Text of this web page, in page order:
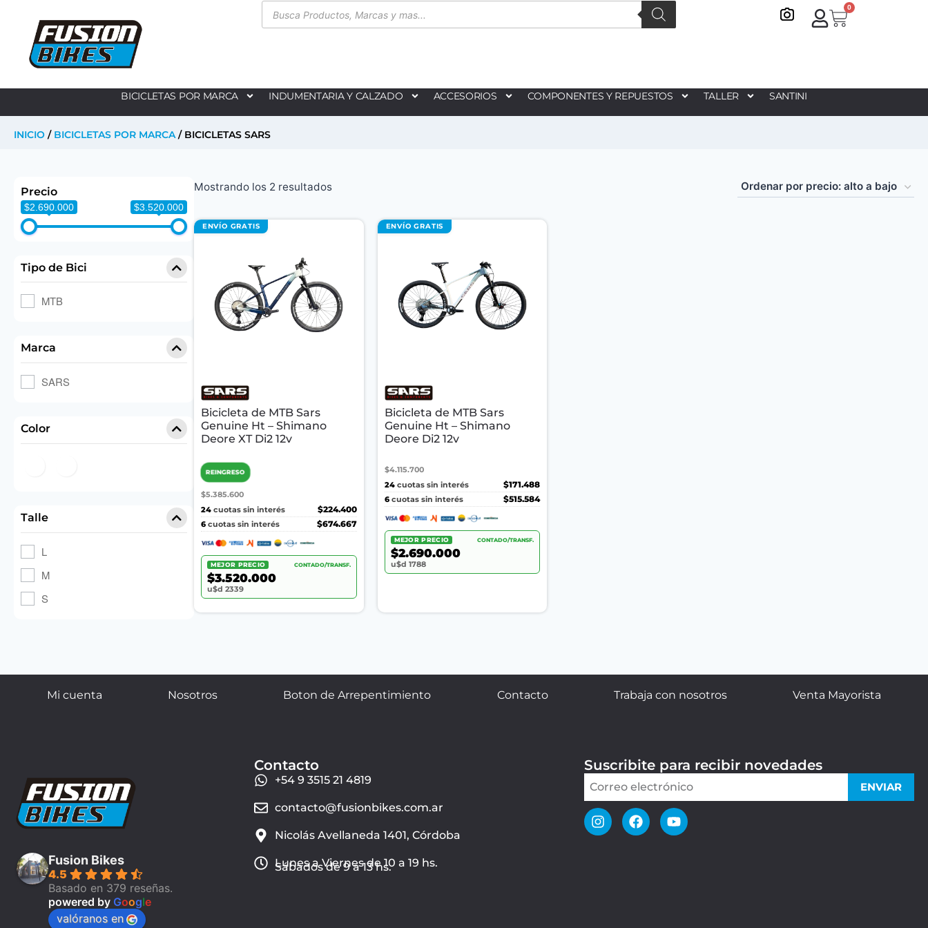
0
BICICLETAS POR MARCA INDUMENTARIA Y CALZADO ACCESORIOS COMPONENTES Y REPUESTOS TALLER SANTINI
INICIO / BICICLETAS POR MARCA / BICICLETAS SARS
Precio
$2.690.000 $3.520.000
Tipo de Bici
MTB
Marca
SARS
Color
Talle
L
M
S
Mostrando los 2 resultados
ENVÍO GRATIS
Bicicleta de MTB Sars
Genuine Ht – Shimano
Deore XT Di2 12v
REINGRESO
$5.385.600
24cuotas sin interés
$224.400
6cuotas sin interés $674.667
MEJOR PRECIO CONTADO/TRANSF.
$3.520.000
u$d 2339
ENVÍO GRATIS
Bicicleta de MTB Sars
Genuine Ht – Shimano
Deore Di2 12v
$4.115.700
24cuotas sin interés
$171.488
6cuotas sin interés $515.584
MEJOR PRECIO CONTADO/TRANSF.
$2.690.000
u$d 1788
Mi cuenta Nosotros Boton de Arrepentimiento Contacto Trabaja con nosotros Venta Mayorista
Fusion Bikes
4.5
Basado en 379 reseñas.
powered by Google
valóranos en
Contacto
+54 9 3515 21 4819
contacto@fusionbikes.com.ar
Nicolás Avellaneda 1401, Córdoba
Lunes a Viernes de 10 a 19 hs.
Sábados de 9 a 13 hs.
Suscribite para recibir novedades
ENVIAR